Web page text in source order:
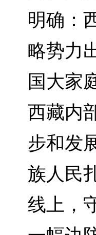
明确：
略势力
国大家
西藏内
步和发
族人民
线上，